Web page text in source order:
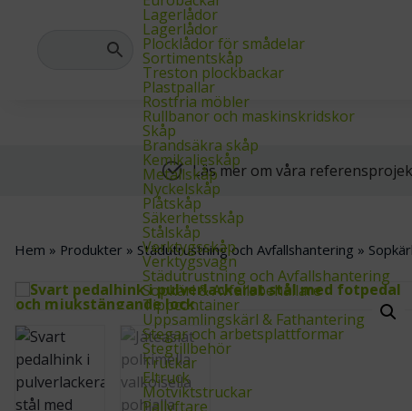
Lagerlådor
Lagerlådor
Plocklådor för smådelar
Sortimentskåp
Treston plockbackar
Plastpallar
Rostfria möbler
Rullbanor och maskinskridskor
Skåp
Brandsäkra skåp
Kemikalieskåp
Metallskåp
Nyckelskåp
Plåtskåp
Säkerhetsskåp
Stålskåp
Verktygsskåp
Verktygsvagn
Städutrustning och Avfallshantering
Sopkärl & Avfallsbehållare
Tippcontainer
Uppsamlingskärl & Fathantering
Stegar och arbetsplattformar
Stegtillbehör
Truckar
Eltruck
Motviktstruckar
Pallyftare
Läs mer om våra
Hem » Produkter » Städutrustning och Avfallshantering »